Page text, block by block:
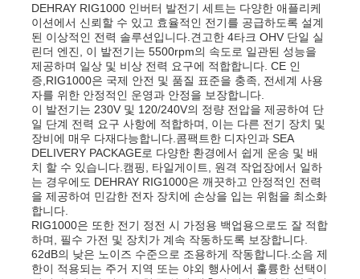
DEHRAY RIG1000 인버터 발전기 세트는 다양한 애플리케
이션에서 신뢰할 수 있고 효율적인 전기를 공급하도록 설계
된 이상적인 전력 솔루션입니다.견고한 4타크 OHV 단일 실
린더 엔진, 이 발전기는 5500rpm의 속도로 일관된 성능을
제공하며 일상 및 비상 전력 요구에 적합합니다. CE 인
증,RIG1000은 국제 안전 및 품질 표준을 충족, 전세계 사용
자를 위한 안정적인 운영과 안정을 보장합니다.
이 발전기는 230V 및 120/240V의 정량 전압을 제공하여 단
일 단계 전력 요구 사항에 적합하며, 이는 다른 전기 장치 및
장비에 매우 다재다능합니다.콤팩트한 디자인과 SEA
DELIVERY PACKAGE로 다양한 환경에서 쉽게 운송 및 배
치 할 수 있습니다.캠핑, 타일게이트, 원격 작업장에서 일하
는 경우에도 DEHRAY RIG1000은 깨끗하고 안정적인 전력
을 제공하여 민감한 전자 장치에 손상을 입는 위험을 최소화
합니다.
RIG1000은 또한 전기 정전 시 가정용 백업용으로도 잘 적합
하며, 필수 가전 및 장치가 계속 작동하도록 보장합니다.
62dB의 낮은 노이즈 수준으로 조용하게 작동합니다.소음 제
한이 적용되는 주거 지역 또는 야외 행사에서 훌륭한 선택이